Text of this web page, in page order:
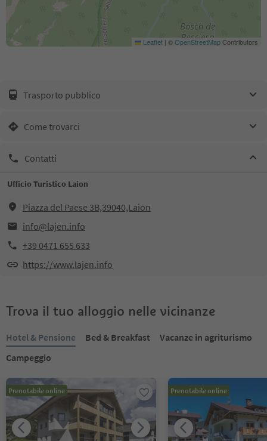
Leaflet | ©OpenStreetMapContributors
Trasporto pubblico
Come trovarci
Contatti
Ufficio Turistico Laion
Piazza del Paese 3B,39040,Laion
info@lajen.info
+39 0471 655 633
https://www.lajen.info
Trova il tuo alloggio nelle vicinanze
Hotel & Pensione Bed & Breakfast
Vacanze in agriturismo
Campeggio
Prenotabile online Prenotabile online